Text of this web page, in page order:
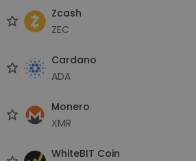
Zcash
ZEC
Cardano
ADA
Monero
XMR
WhiteBIT Coin